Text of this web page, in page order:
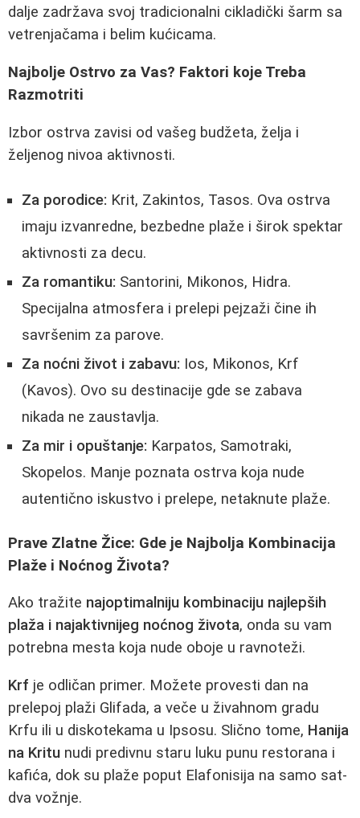
dalje zadržava svoj tradicionalni cikladički šarm sa
vetrenjačama i belim kućicama.
Najbolje Ostrvo za Vas? Faktori koje Treba
Razmotriti
Izbor ostrva zavisi od vašeg budžeta, želja i
željenog nivoa aktivnosti.
Za porodice: Krit, Zakintos, Tasos. Ova ostrva
imaju izvanredne, bezbedne plaže i širok spektar
aktivnosti za decu.
Za romantiku: Santorini, Mikonos, Hidra.
Specijalna atmosfera i prelepi pejzaži čine ih
savršenim za parove.
Za noćni život i zabavu: Ios, Mikonos, Krf
(Kavos). Ovo su destinacije gde se zabava
nikada ne zaustavlja.
Za mir i opuštanje: Karpatos, Samotraki,
Skopelos. Manje poznata ostrva koja nude
autentično iskustvo i prelepe, netaknute plaže.
Prave Zlatne Žice: Gde je Najbolja Kombinacija
Plaže i Noćnog Života?
Ako tražite najoptimalniju kombinaciju najlepših
plaža i najaktivnijeg noćnog života, onda su vam
potrebna mesta koja nude oboje u ravnoteži.
Krf je odličan primer. Možete provesti dan na
prelepoj plaži Glifada, a veče u živahnom gradu
Krfu ili u diskotekama u Ipsosu. Slično tome, Hanija
na Kritu nudi predivnu staru luku punu restorana i
kafića, dok su plaže poput Elafonisija na samo sat-
dva vožnje.